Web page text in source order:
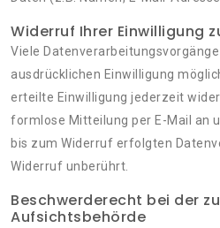
Widerruf Ihrer Einwilligung
Viele
ausdrücklichen Einwilligung
erteilte Einwilligung jederzeit
formlose Mitteilung per E-Mail an
bis zum Widerruf erfolgten
Widerruf unberührt.
Beschwerderecht bei der
Aufsichtsbehörde